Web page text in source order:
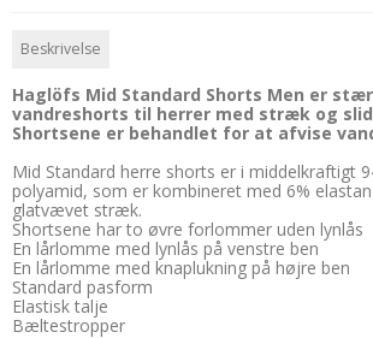
Beskrivelse
Haglöfs Mid Standard Shorts Men er
vandreshorts til herrer med stræk og
Shortsene er behandlet for at afvise
Mid Standard herre shorts er i middelkraftigt
polyamid, som er kombineret med 6%
glatvævet stræk.
Shortsene har to øvre forlommer uden lynlås
En lårlomme med lynlås på venstre ben
En lårlomme med knaplukning på højre ben
Standard pasform
Elastisk talje
Bæltestropper